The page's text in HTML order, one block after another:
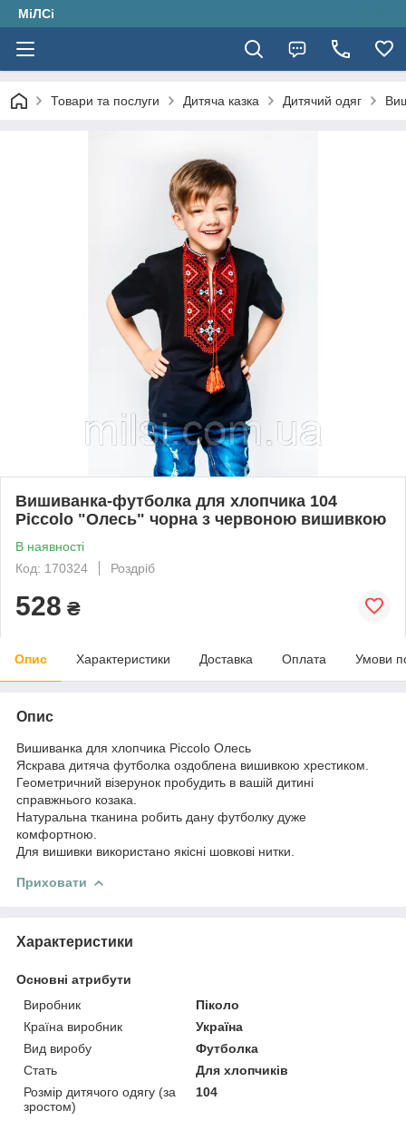
МіЛСі
Товари та послуги Дитяча казка Дитячий одяг
Вишиванка-футболка для хлопчика 104
Piccolo "Олесь" чорна з червоною вишивкою
В наявності
Код: 170324
Роздріб
528 ₴
Опис Характеристики Доставка Оплата Умови
Опис
Вишиванка для хлопчика Piccolo Олесь
Яскрава дитяча футболка оздоблена вишивкою хрестиком.
Геометричний візерунок пробудить в вашій дитині
справжнього козака.
Натуральна тканина робить дану футболку дуже
комфортною.
Для вишивки використано якісні шовкові нитки.
Приховати
Характеристики
Основні атрибути
Виробник
Піколо
Країна виробник
Україна
Вид виробу
Футболка
Стать
Для хлопчиків
Розмір дитячого одягу (за
зростом)
104